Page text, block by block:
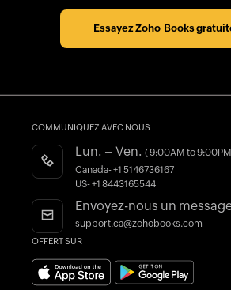
Essayez Zoho Books
COMMUNIQUEZ AVEC NOUS
Lun. – Ven. ( 9:00AM to 9:00PM
Canada- +1 5146736167
US- +1 8443165544
Envoyez-nous un
support.ca@zohobooks.com
OFFERT SUR